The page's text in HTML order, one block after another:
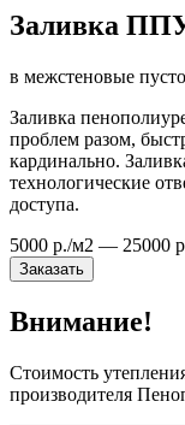
Заливка
в межстеновые
Заливка
проблем разом,
кардинально.
технологические
доступа.
5000 р./м2 — 25000
Заказать
Внимание!
Стоимость
производителя